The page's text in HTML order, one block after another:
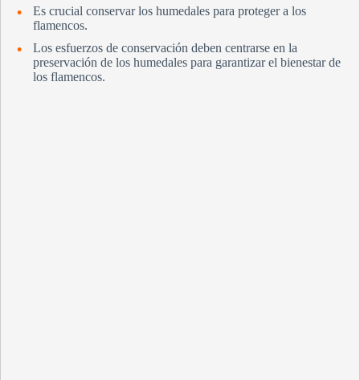
Es crucial conservar los humedales para proteger a los
flamencos.
Los esfuerzos de conservación deben centrarse en la
preservación de los humedales para garantizar el bienestar de
los flamencos.